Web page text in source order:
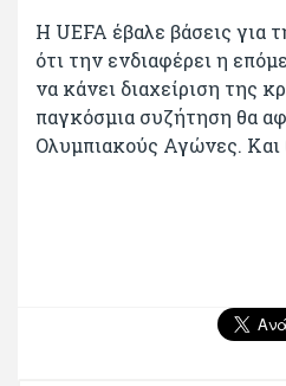
Η UEFA έβαλε βάσεις για
ότι την ενδιαφέρει η
να κάνει διαχείριση της
παγκόσμια συζήτηση θα
Ολυμπιακούς Αγώνες.